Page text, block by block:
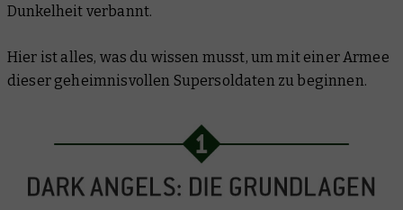
Dunkelheit verbannt.
Hier ist alles, was du wissen musst, um mit einer Armee
dieser geheimnisvollen Supersoldaten zu beginnen.